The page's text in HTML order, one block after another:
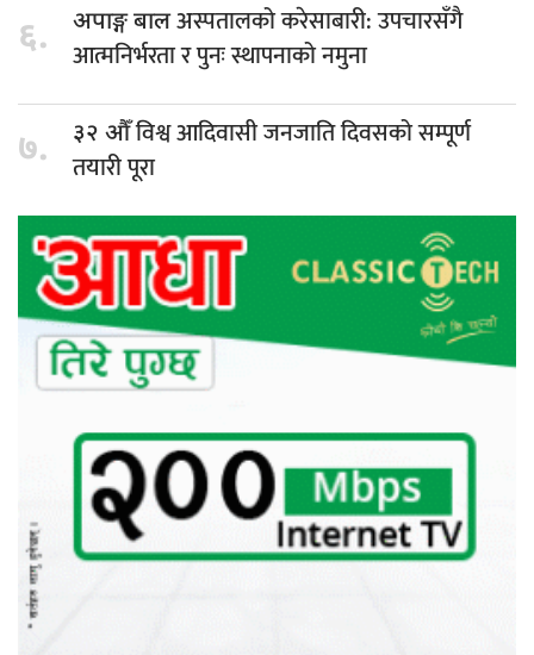
६. अपाङ्ग बालअस्पतालको करेसाबारी: उपचारसँगै
आत्मनिर्भरता र पुनः स्थापनाको नमुना
७. ३२ औँविश्व आदिवासी जनजाति दिवसको सम्पूर्ण
तयारी पूरा